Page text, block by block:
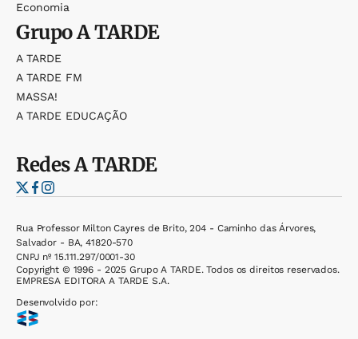
Economia
GrupoA TARDE
A TARDE
A TARDE FM
MASSA!
A TARDE EDUCAÇÃO
RedesA TARDE
Rua Professor Milton Cayres de Brito, 204 - Caminho das Árvores,
Salvador - BA, 41820-570
CNPJ nº 15.111.297/0001-30
Copyright © 1996 - 2025 Grupo A TARDE. Todos os direitos reservados.
EMPRESA EDITORA A TARDE S.A.
Desenvolvido por: